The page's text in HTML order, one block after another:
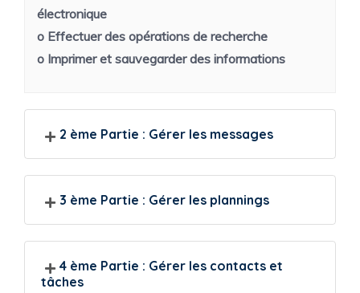
électronique
o Effectuer des opérations de recherche
o Imprimer et sauvegarder des informations
2 ème Partie : Gérer les messages
3 ème Partie : Gérer les plannings
4 ème Partie : Gérer les contacts et
tâches